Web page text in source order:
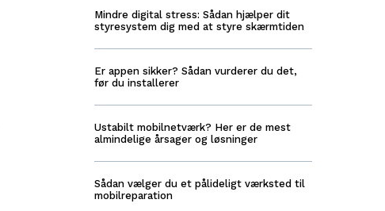
Mindre digital stress: Sådan hjælper dit
styresystem dig med at styre skærmtiden
Er appen sikker? Sådan vurderer du det,
før du installerer
Ustabilt mobilnetværk? Her er de mest
almindelige årsager og løsninger
Sådan vælger du et pålideligt værksted til
mobilreparation